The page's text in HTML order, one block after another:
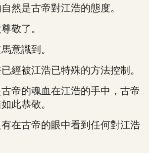
是古帝對江浩的態度。
敬了。
識到。
被江浩已特殊的方法控制。
的魂血在江浩的手中，古帝
此恭敬。
古帝的眼中看到任何對江浩